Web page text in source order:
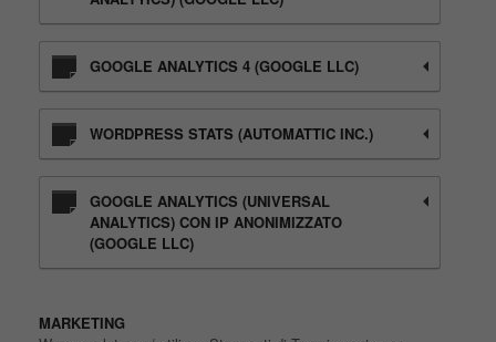
GOOGLE ANALYTICS 4 (GOOGLE LLC)
WORDPRESS STATS (AUTOMATTIC INC.)
GOOGLE ANALYTICS (UNIVERSAL
ANALYTICS) CON IP ANONIMIZZATO
(GOOGLE LLC)
MARKETING